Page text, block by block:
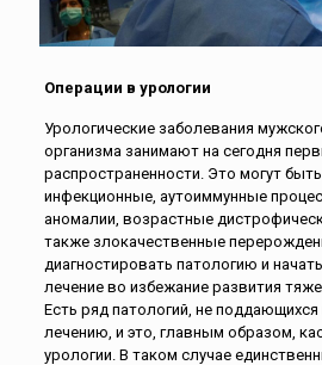
Операции в урологии
Урологические заболевания
организма занимают на сегодня
распространенности. Это могут
инфекционные, аутоиммунные
аномалии, возрастные
также злокачественные
диагностировать патологию и
лечение во избежание развития
Есть ряд патологий, не
лечению, и это, главным образом,
урологии. В таком случае